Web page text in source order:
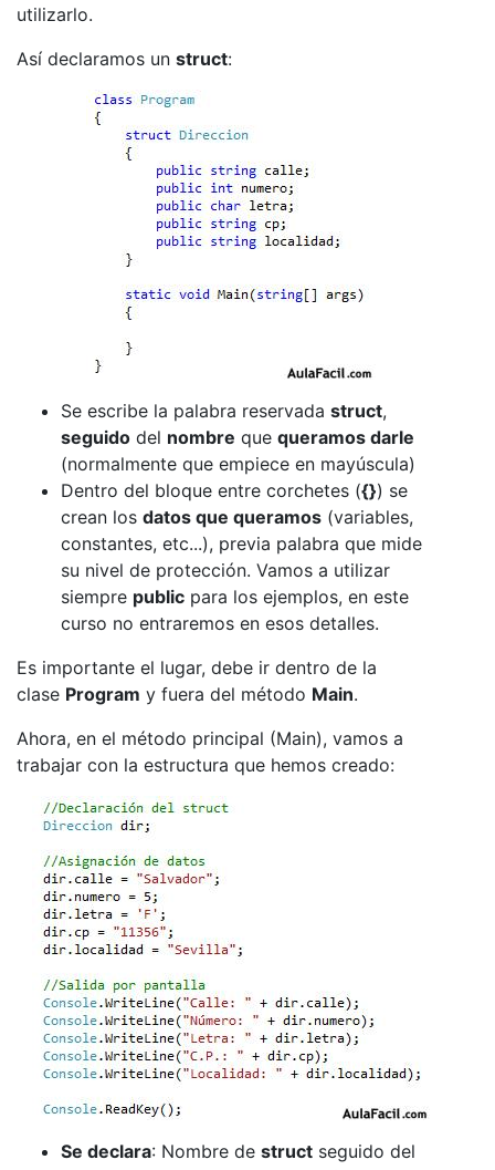
utilizarlo.
Así declaramos un struct:
Se escribe la palabra reservada struct,
seguido del nombre que queramos darle
(normalmente que empiece en mayúscula)
Dentro del bloque entre corchetes ({}) se
crean los datos que queramos (variables,
constantes, etc...), previa palabra que mide
su nivel de protección. Vamos a utilizar
siempre public para los ejemplos, en este
curso no entraremos en esos detalles.
Es importante el lugar, debe ir dentro de la
clase Program y fuera del método Main.
Ahora, en el método principal (Main), vamos a
trabajar con la estructura que hemos creado:
Se declara: Nombre de struct seguido del